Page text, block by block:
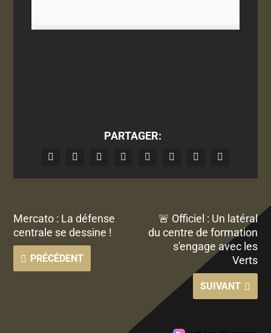
PARTAGER:
Mercato : La défense
centrale se dessine !
PRÉCÉDENT
🚨 Officiel : Un latéral
du centre de formation
s'engage avec les
Verts
SUIVANT